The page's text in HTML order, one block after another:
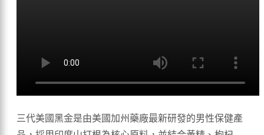
三代美國黑金是由美國加州藥廠最新研發的男性保健產